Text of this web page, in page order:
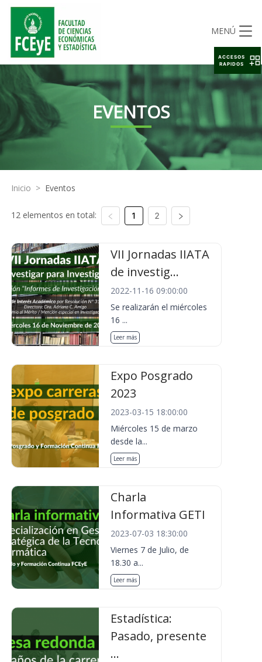
MENÚ
EVENTOS
Inicio > Eventos
12 elementos en total: 1 2
VII Jornadas IIATA
de investig...
2022-11-16 09:00:00
Se realizarán el miércoles
16 ...
Leer más
Expo Posgrado
2023
2023-03-15 18:00:00
Miércoles 15 de marzo
desde la...
Leer más
Charla
Informativa GETI
2023-07-03 18:30:00
Viernes 7 de Julio, de
18.30 a...
Leer más
Estadística:
Pasado, presente
...
ACCESOS
RAPIDOS